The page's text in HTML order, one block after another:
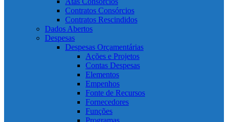
Contratos Consórcios
Contratos Rescindidos
Dados Abertos
Despesas
Despesas Orçamentárias
Ações e Projetos
Contas Despesas
Elementos
Empenhos
Fonte de Recursos
Fornecedores
Funções